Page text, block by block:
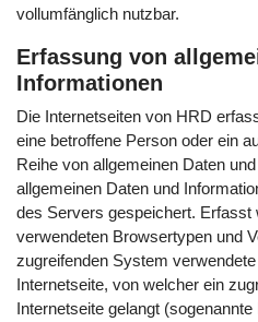
vollumfänglich nutzbar.
Erfassung von
Informationen
Die Internetseiten von HRD
eine betroffene Person oder ein
Reihe von allgemeinen Daten
allgemeinen Daten und
des Servers gespeichert. Erfasst
verwendeten Browsertypen und
zugreifenden System
Internetseite, von welcher ein
Internetseite gelangt